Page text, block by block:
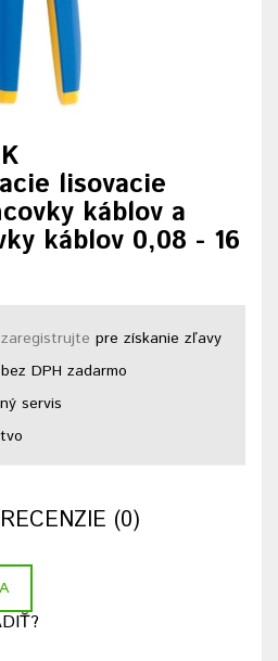
lisovacie
káblov a
káblov 0,08 - 16
zaregistrujte pre získanie zľavy
DPH zadarmo
servis
RECENZIE (0)